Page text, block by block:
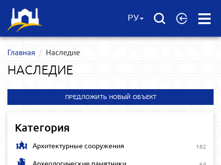
Open
РУ
Главная Наследие
НАСЛЕДИЕ
ПРЕДЛОЖИТЬ НОВЫЙ ОБЪЕКТ
Категория
Архитектурные сооружения 182
Археологические памятники